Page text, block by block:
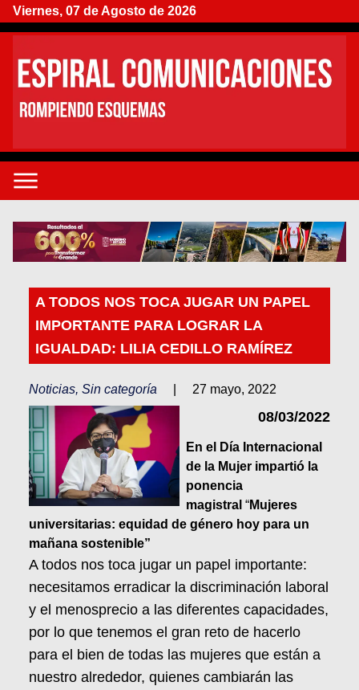
Viernes, 07 de Agosto de 2026
A TODOS NOS TOCA JUGAR UN PAPEL
IMPORTANTE PARA LOGRAR LA
IGUALDAD: LILIA CEDILLO RAMÍREZ
Noticias, Sin categoría 27 mayo, 2022
08/03/2022
En el Día Internacional
de la Mujer impartió la
ponencia
magistral “Mujeres
universitarias: equidad de género hoy para un
mañana sostenible”
A todos nos toca jugar un papel importante:
necesitamos erradicar la discriminación laboral
y el menosprecio a las diferentes capacidades,
por lo que tenemos el gran reto de hacerlo
para el bien de todas las mujeres que están a
nuestro alrededor, quienes cambiarán las